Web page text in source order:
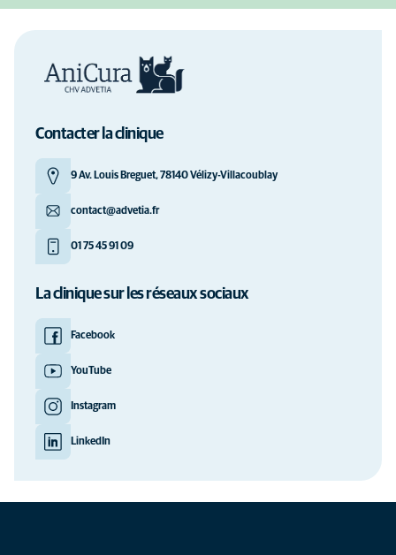
Contacter la clinique
9 Av. Louis Breguet, 78140 Vélizy-Villacoublay
contact@advetia.fr
01 75 45 91 09
La clinique sur les réseaux sociaux
Facebook
YouTube
Instagram
LinkedIn